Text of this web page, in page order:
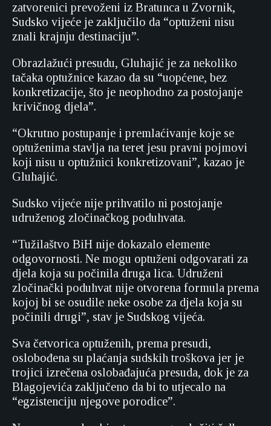
zatvorenici prevoženi iz Bratunca u Zvornik,
Sudsko vijeće je zaključilo da “optuženi nisu
znali krajnju destinaciju”.
Obrazlažući presudu, Gluhajić je za nekoliko
tačaka optužnice kazao da su “uopćene, bez
konkretizacije, što je neophodno za postojanje
krivičnog djela”.
“Okrutno postupanje i premlaćivanje koje se
optuženima stavlja na teret jesu pravni pojmovi
koji nisu u optužnici konkretizovani”, kazao je
Gluhajić.
Sudsko vijeće nije prihvatilo ni postojanje
udruženog zločinačkog poduhvata.
“Tužilaštvo BiH nije dokazalo elemente
odgovornosti. Ne mogu optuženi odgovarati za
djela koja su počinila druga lica. Udruženi
zločinački poduhvat nije otvorena formula prema
kojoj bi se osudile neke osobe za djela koja su
počinili drugi”, stav je Sudskog vijeća.
Sva četvorica optuženih, prema presudi,
oslobođena su plaćanja sudskih troškova jer je
trojici izrečena oslobađajuća presuda, dok je za
Blagojevića zaključeno da bi to utjecalo na
“egzistenciju njegove porodice”.